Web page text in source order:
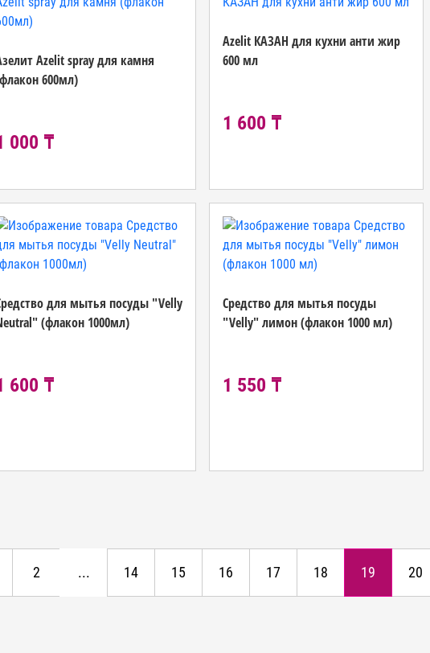
Azelit spray для камня
600мл)
000 ₸
Azelit КАЗАН для кухни анти жир
600 мл
1 600 ₸
для мытья посуды "Velly
(флакон 1000мл)
600 ₸
Средство для мытья посуды
"Velly" лимон (флакон 1000 мл)
1 550 ₸
2 ... 14 15 16 17 18 19 20